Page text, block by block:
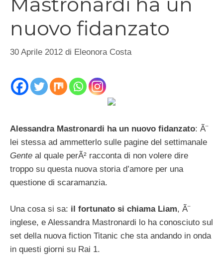
nuovo fidanzato
30 Aprile 2012 di Eleonora Costa
Alessandra Mastronardi ha un nuovo fidanzato: Ã¨
lei stessa ad ammetterlo sulle pagine del settimanale
Gente al quale perÃ² racconta di non volere dire
troppo su questa nuova storia d’amore per una
questione di scaramanzia.
Una cosa si sa: il fortunato si chiama Liam, Ã¨
inglese, e Alessandra Mastronardi lo ha conosciuto sul
set della nuova fiction Titanic che sta andando in onda
in questi giorni su Rai 1.